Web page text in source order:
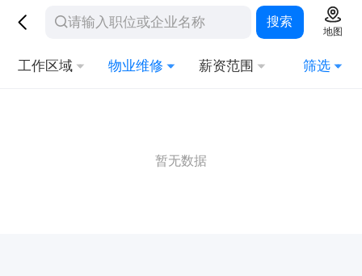
搜索
地图
工作区域 物业维修 薪资范围 筛选
暂无数据